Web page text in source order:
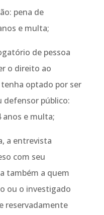
pena de
e multa;
de pessoa
o direito ao
optado por ser
defensor público:
anos e multa;
a entrevista
com seu
também a quem
ou o investigado
reservadamente